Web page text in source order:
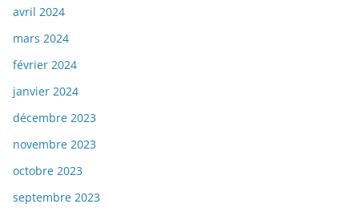
avril 2024
mars 2024
février 2024
janvier 2024
décembre 2023
novembre 2023
octobre 2023
septembre 2023